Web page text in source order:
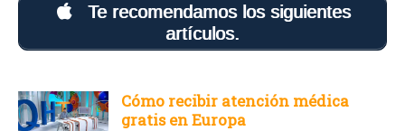
Te recomendamos los siguientes
artículos.
Cómo recibir atención médica
gratis en Europa